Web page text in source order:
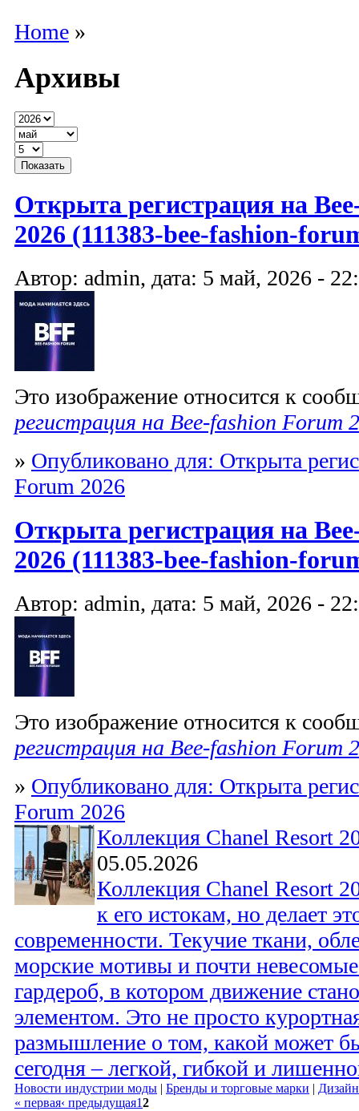
Home »
Архивы
Открыта регистрация на
2026 (111383-bee-fashion-
Автор: admin, дата: 5 май, 2026 -
Это изображение относится к
регистрация на Bee-fashion Forum
» Опубликовано для: Открыта
Forum 2026
Открыта регистрация на
2026 (111383-bee-fashion-
Автор: admin, дата: 5 май, 2026 -
Это изображение относится к
регистрация на Bee-fashion Forum
» Опубликовано для: Открыта
Forum 2026
Коллекция Chanel Resort
05.05.2026
Коллекция Chanel Resort
к его истокам, но делает
современности. Текучие ткани,
морские мотивы и почти
гардероб, в котором движение
элементом. Это не просто
размышление о том, какой может
сегодня – легкой, гибкой и
Новости индустрии моды | Бренды и торговые марки |
« первая‹ предыдущая12